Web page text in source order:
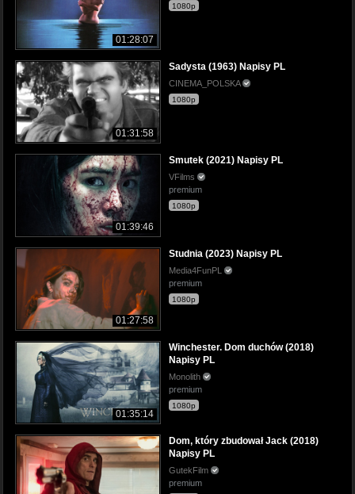
01:28:07
1080p
01:31:58
Sadysta (1963) Napisy PL
CINEMA_POLSKA
1080p
01:39:46
Smutek (2021) Napisy PL
VFilms
premium
1080p
01:27:58
Studnia (2023) Napisy PL
Media4FunPL
premium
1080p
01:35:14
Winchester. Dom duchów (2018)
Napisy PL
Monolith
premium
1080p
Dom, który zbudował Jack (2018)
Napisy PL
GutekFilm
premium